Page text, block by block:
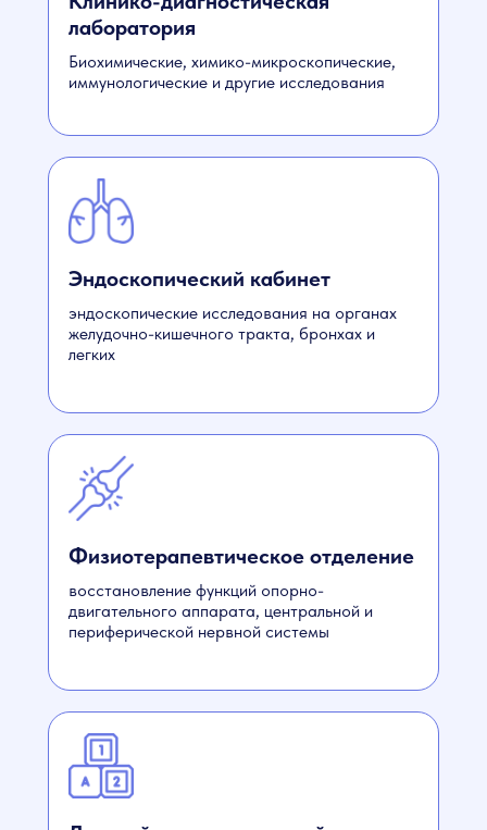
Физиотерапевтическое отделение
восстановление функций опорно-
двигательного аппарата, центральной и
периферической нервной системы
Эндоскопический кабинет
эндоскопические исследования на органах
желудочно-кишечного тракта, бронхах и
легких
Биохимические, химико-микроскопические,
иммунологические и другие исследования
лаборатория